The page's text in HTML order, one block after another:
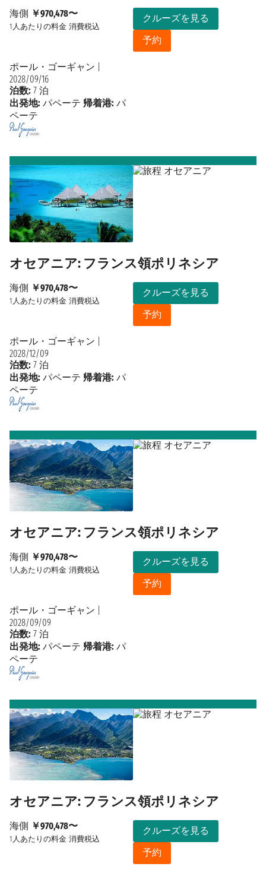
海側 ￥970,478〜
1人あたりの料金 消費税込
クルーズを見る
予約
ポール・ゴーギャン
2028/09/16
泊数: 7 泊
出発地: パペーテ 帰着港: パ
ペーテ
オセアニア: フランス領ポリネシア
海側 ￥970,478〜
1人あたりの料金 消費税込
クルーズを見る
予約
ポール・ゴーギャン
2028/12/09
泊数: 7 泊
出発地: パペーテ 帰着港: パ
ペーテ
オセアニア: フランス領ポリネシア
海側 ￥970,478〜
1人あたりの料金 消費税込
クルーズを見る
予約
ポール・ゴーギャン
2028/09/09
泊数: 7 泊
出発地: パペーテ 帰着港: パ
ペーテ
オセアニア: フランス領ポリネシア
海側 ￥970,478〜
1人あたりの料金 消費税込
クルーズを見る
予約